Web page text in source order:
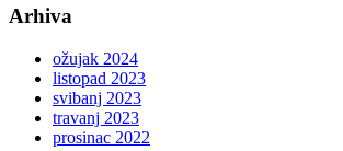
Arhiva
ožujak 2024
listopad 2023
svibanj 2023
travanj 2023
prosinac 2022